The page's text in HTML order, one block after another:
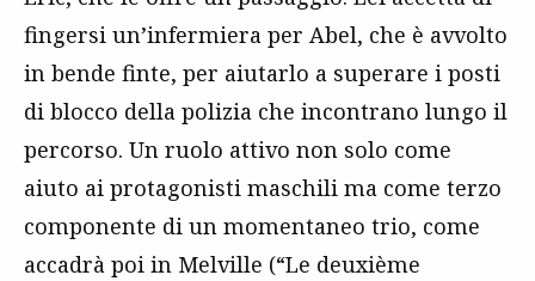
fingersi un’infermiera per Abel, che è avvolto
in bende finte, per aiutarlo a superare i posti
di blocco della polizia che incontrano lungo il
percorso. Un ruolo attivo non solo come
aiuto ai protagonisti maschili ma come terzo
componente di un momentaneo trio, come
accadrà poi in Melville (“Le deuxième